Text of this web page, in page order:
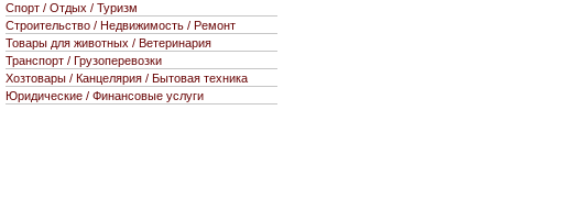
Спорт / Отдых / Туризм
Строительство / Недвижимость / Ремонт
Товары для животных / Ветеринария
Транспорт / Грузоперевозки
Хозтовары / Канцелярия / Бытовая техника
Юридические / Финансовые услуги